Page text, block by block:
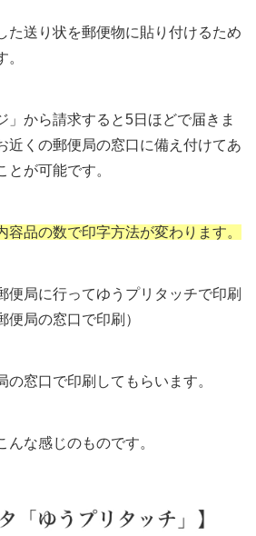
た送り状を郵便物に貼り付けるため
」から請求すると5日ほどで届きま
近くの郵便局の窓口に備え付けてあ
とが可能です。
容品の数で印字方法が変わります。
便局に行ってゆうプリタッチで印刷
便局の窓口で印刷）
の窓口で印刷してもらいます。
な感じのものです。